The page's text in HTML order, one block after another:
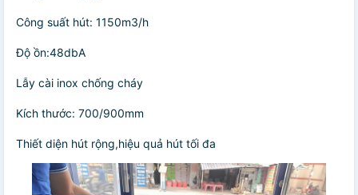
Công suất hút: 1150m3/h
Độ ồn:48dbA
Lẫy cài inox chống cháy
Kích thước: 700/900mm
Thiết diện hút rộng,hiệu quả hút tối đa